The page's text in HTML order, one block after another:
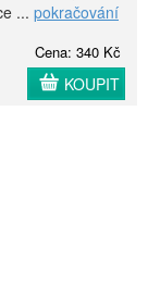
... pokračování
Cena: 340 Kč
KOUPIT